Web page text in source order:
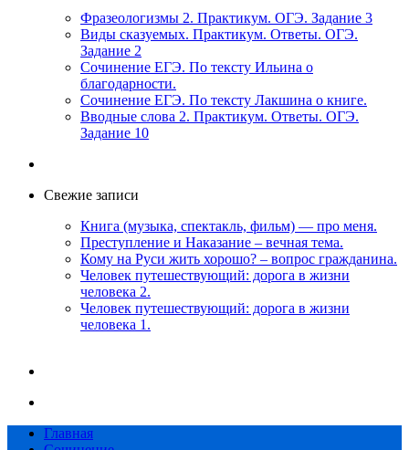
Фразеологизмы 2. Практикум. ОГЭ. Задание 3
Виды сказуемых. Практикум. Ответы. ОГЭ.
Задание 2
Сочинение ЕГЭ. По тексту Ильина о
благодарности.
Сочинение ЕГЭ. По тексту Лакшина о книге.
Вводные слова 2. Практикум. Ответы. ОГЭ.
Задание 10
Свежие записи
Книга (музыка, спектакль, фильм) — про меня.
Преступление и Наказание – вечная тема.
Кому на Руси жить хорошо? – вопрос гражданина.
Человек путешествующий: дорога в жизни
человека 2.
Человек путешествующий: дорога в жизни
человека 1.
Главная